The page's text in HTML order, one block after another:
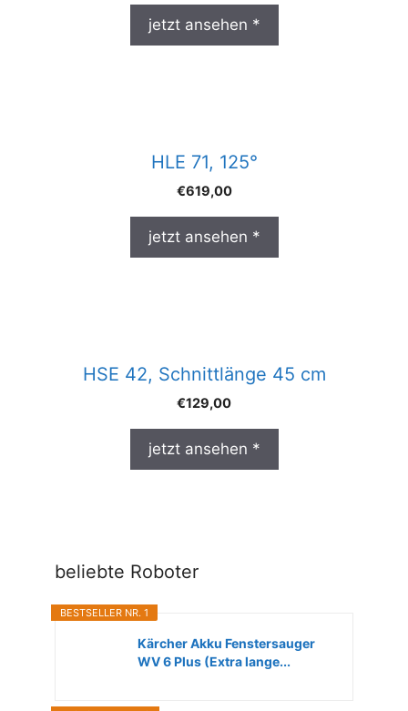
jetzt ansehen *
HLE 71, 125°
€619,00
jetzt ansehen *
HSE 42, Schnittlänge 45 cm
€129,00
jetzt ansehen *
beliebte Roboter
BESTSELLER NR. 1
Kärcher Akku Fenstersauger
WV 6 Plus (Extra lange...